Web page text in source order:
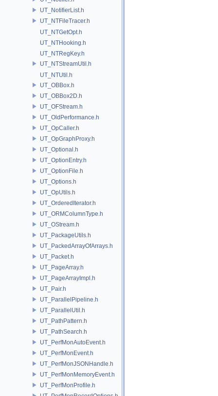
UT_NotifierList.h
UT_NTFileTracer.h
UT_NTGetOpt.h
UT_NTHooking.h
UT_NTRegKey.h
UT_NTStreamUtil.h
UT_NTUtil.h
UT_OBBox.h
UT_OBBox2D.h
UT_OFStream.h
UT_OldPerformance.h
UT_OpCaller.h
UT_OpGraphProxy.h
UT_Optional.h
UT_OptionEntry.h
UT_OptionFile.h
UT_Options.h
UT_OpUtils.h
UT_OrderedIterator.h
UT_ORMColumnType.h
UT_OStream.h
UT_PackageUtils.h
UT_PackedArrayOfArrays.h
UT_Packet.h
UT_PageArray.h
UT_PageArrayImpl.h
UT_Pair.h
UT_ParallelPipeline.h
UT_ParallelUtil.h
UT_PathPattern.h
UT_PathSearch.h
UT_PerfMonAutoEvent.h
UT_PerfMonEvent.h
UT_PerfMonJSONHandle.h
UT_PerfMonMemoryEvent.h
UT_PerfMonProfile.h